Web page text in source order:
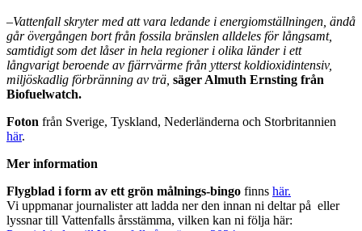
–Vattenfall skryter med att vara ledande i energiomställningen, ändå
går övergången bort från fossila bränslen alldeles för långsamt,
samtidigt som det låser in hela regioner i olika länder i ett
långvarigt beroende av fjärrvärme från ytterst koldioxidintensiv,
miljöskadlig förbränning av trä, säger Almuth Ernsting från
Biofuelwatch.
Foton från Sverige, Tyskland, Nederländerna och Storbritannien
här.
Mer information
Flygblad i form av ett grön målnings-bingo finns här.
Vi uppmanar journalister att ladda ner den innan ni deltar på eller
lyssnar till Vattenfalls årsstämma, vilken kan ni följa här: